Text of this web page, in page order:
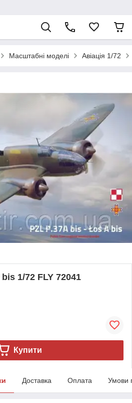
Масштабні моделі Авіація 1/72
1/72 FLY 72041
Купити
Доставка Оплата Умови